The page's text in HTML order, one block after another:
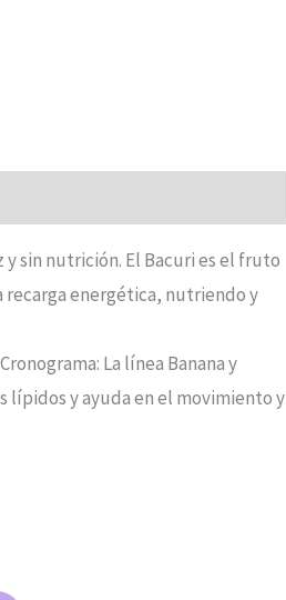
y sin nutrición. El Bacuri es el fruto
energética, nutriendo y
La línea Banana y
lípidos y ayuda en el movimiento y